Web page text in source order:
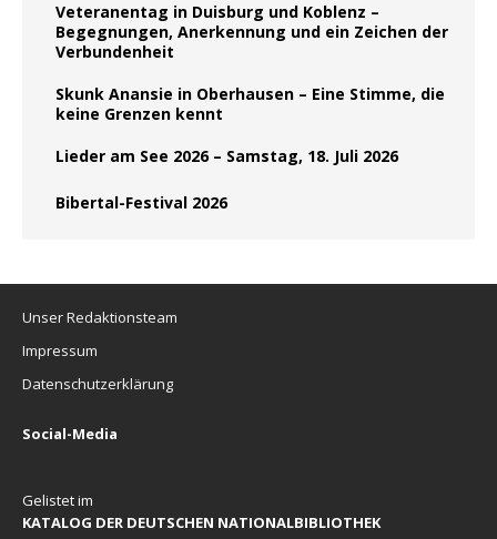
Veteranentag in Duisburg und Koblenz –
Begegnungen, Anerkennung und ein Zeichen der
Verbundenheit
Skunk Anansie in Oberhausen – Eine Stimme, die
keine Grenzen kennt
Lieder am See 2026 – Samstag, 18. Juli 2026
Bibertal-Festival 2026
Unser Redaktionsteam
Impressum
Datenschutzerklärung
Social-Media
Gelistet im
KATALOG DER DEUTSCHEN NATIONALBIBLIOTHEK